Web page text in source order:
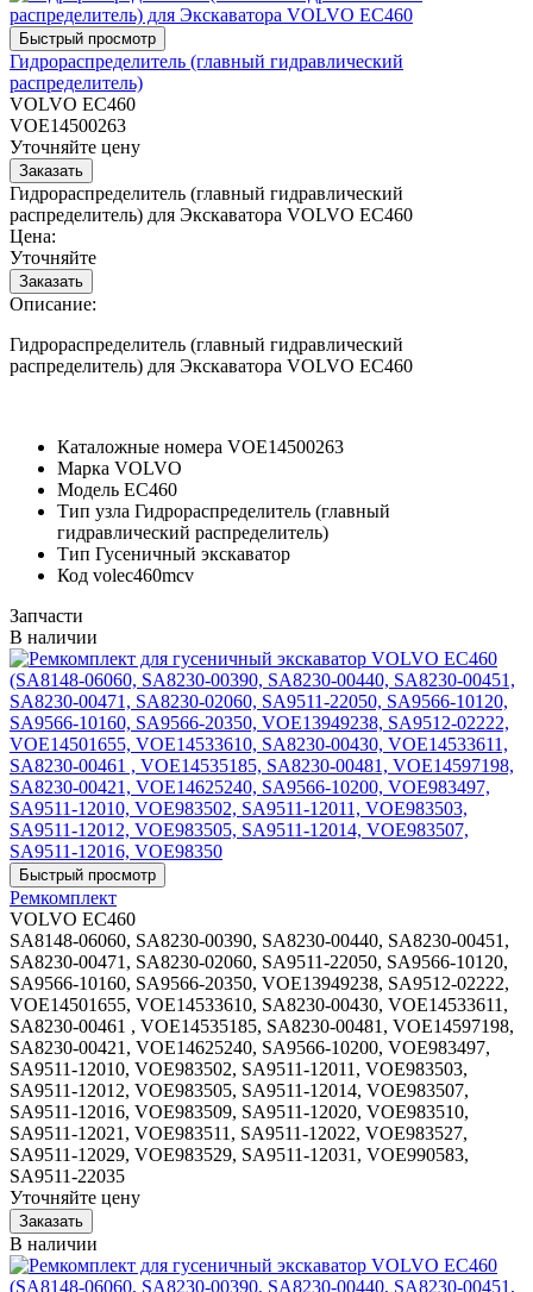
Гидрораспределитель (главный гидравлический
распределитель)
VOLVO EC460
VOE14500263
Уточняйте цену
Гидрораспределитель (главный гидравлический
распределитель) для Экскаватора VOLVO EC460
Цена:
Уточняйте
Описание:
Гидрораспределитель (главный гидравлический
распределитель) для Экскаватора VOLVO EC460
Каталожные номера VOE14500263
Марка VOLVO
Модель EC460
Тип узла Гидрораспределитель (главный
гидравлический распределитель)
Тип Гусеничный экскаватор
Код volec460mcv
Запчасти
В наличии
Ремкомплект
VOLVO EC460
SA8148-06060, SA8230-00390, SA8230-00440, SA8230-00451,
SA8230-00471, SA8230-02060, SA9511-22050, SA9566-10120,
SA9566-10160, SA9566-20350, VOE13949238, SA9512-02222,
VOE14501655, VOE14533610, SA8230-00430, VOE14533611,
SA8230-00461 , VOE14535185, SA8230-00481, VOE14597198,
SA8230-00421, VOE14625240, SA9566-10200, VOE983497,
SA9511-12010, VOE983502, SA9511-12011, VOE983503,
SA9511-12012, VOE983505, SA9511-12014, VOE983507,
SA9511-12016, VOE983509, SA9511-12020, VOE983510,
SA9511-12021, VOE983511, SA9511-12022, VOE983527,
SA9511-12029, VOE983529, SA9511-12031, VOE990583,
SA9511-22035
Уточняйте цену
В наличии